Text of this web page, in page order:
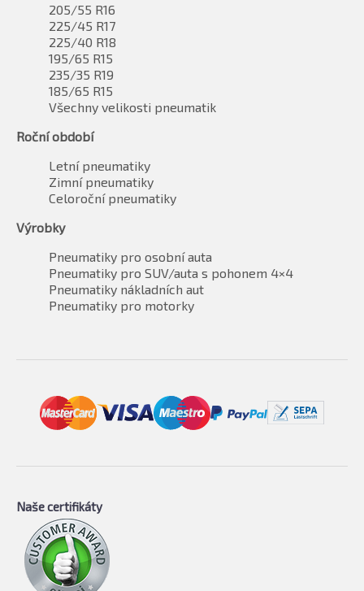
205/55 R16
225/45 R17
225/40 R18
195/65 R15
235/35 R19
185/65 R15
Všechny velikosti pneumatik
Roční období
Letní pneumatiky
Zimní pneumatiky
Celoroční pneumatiky
Výrobky
Pneumatiky pro osobní auta
Pneumatiky pro SUV/auta s pohonem 4×4
Pneumatiky nákladních aut
Pneumatiky pro motorky
Naše certifikáty